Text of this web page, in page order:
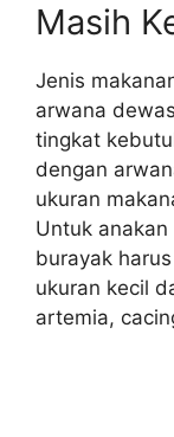
Masih
Jenis
arwana
tingkat
dengan
ukuran
Untuk
burayak
ukuran kecil
artemia,